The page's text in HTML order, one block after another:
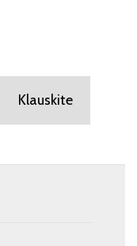
Klauskite